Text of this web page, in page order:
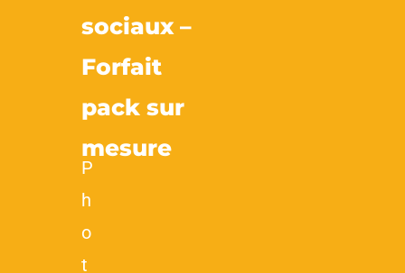
sociaux –
Forfait
pack sur
mesure
P
h
o
t